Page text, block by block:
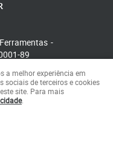
89
a melhor experiência em
sociais de terceiros e cookies
site. Para mais
.